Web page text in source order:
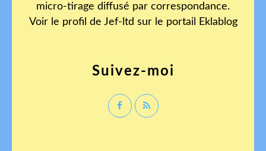
micro-tirage diffusé par correspondance.
Voir le profil de Jef-ltd sur le portail Eklablog
Suivez-moi